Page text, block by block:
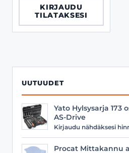
UUTUUDET
Yato Hylsysarja 173
AS-Drive
Kirjaudu nähdäksesi
Procat Mittakannu
KIRJAUDU
TILATAKSESI